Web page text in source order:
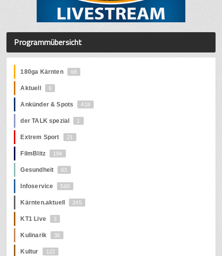
Programmübersicht
180ga Kärnten 68
Aktuell 6
Ankünder & Spots 418
der TALK spezial 1
Extrem Sport 21
FilmBlitz 194
Gesundheit 63
Infoservice 560
Kärnten.aktuell 245
KT1 Live 3
Kulinarik 36
Kultur 122